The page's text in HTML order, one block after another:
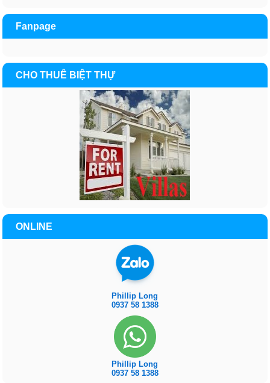
Fanpage
CHO THUÊ BIỆT THỰ
ONLINE
Phillip Long
0937 58 1388
Phillip Long
0937 58 1388